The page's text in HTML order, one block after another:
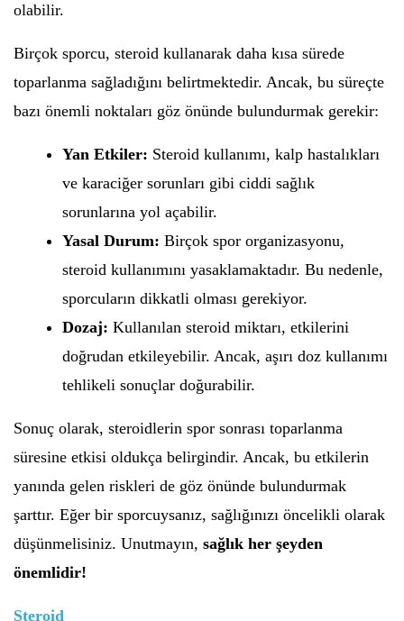
olabilir.
Birçok sporcu, steroid kullanarak daha kısa sürede
toparlanma sağladığını belirtmektedir. Ancak, bu süreçte
bazı önemli noktaları göz önünde bulundurmak gerekir:
Yan Etkiler: Steroid kullanımı, kalp hastalıkları
ve karaciğer sorunları gibi ciddi sağlık
sorunlarına yol açabilir.
Yasal Durum: Birçok spor organizasyonu,
steroid kullanımını yasaklamaktadır. Bu nedenle,
sporcuların dikkatli olması gerekiyor.
Dozaj: Kullanılan steroid miktarı, etkilerini
doğrudan etkileyebilir. Ancak, aşırı doz kullanımı
tehlikeli sonuçlar doğurabilir.
Sonuç olarak, steroidlerin spor sonrası toparlanma
süresine etkisi oldukça belirgindir. Ancak, bu etkilerin
yanında gelen riskleri de göz önünde bulundurmak
şarttır. Eğer bir sporcuysanız, sağlığınızı öncelikli olarak
düşünmelisiniz. Unutmayın, sağlık her şeyden
önemlidir!
Steroid